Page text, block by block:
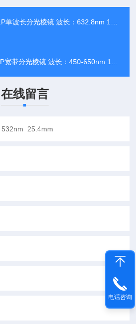
波长分光棱镜 波长：632.8nm 12.7mm
带分光棱镜 波长：450-650nm 12.7mm
在线留言
电话咨询